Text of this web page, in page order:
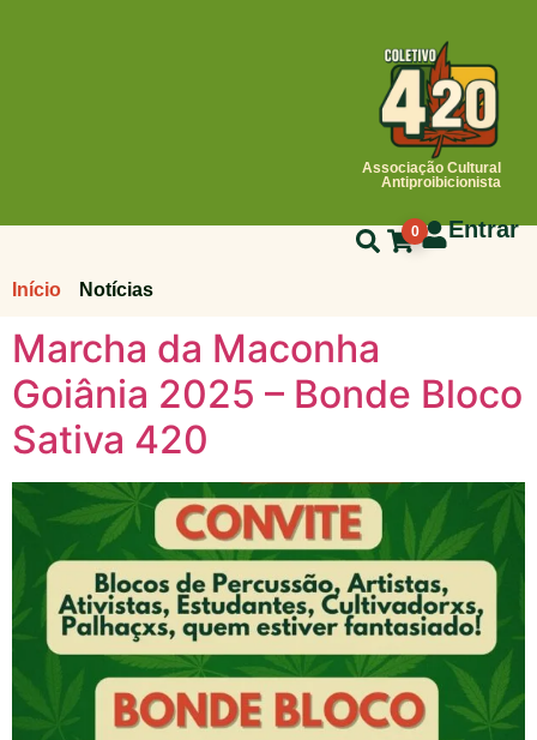
Associação Cultural
Antiproibicionista
0 Entrar
Início Notícias
Marcha da Maconha
Goiânia 2025 – Bonde Bloco
Sativa 420